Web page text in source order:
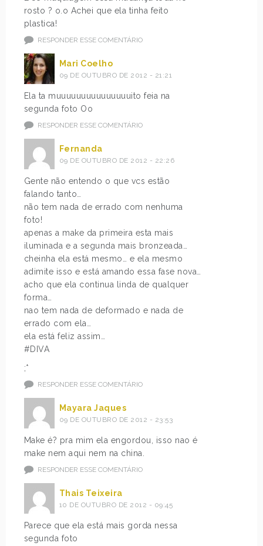
rosto ? o.o Achei que ela tinha feito
plastica!
RESPONDER ESSE COMENTÁRIO
Mari Coelho
09 DE OUTUBRO DE 2012 - 21:21
Ela ta muuuuuuuuuuuuuuuito feia na
segunda foto Oo
RESPONDER ESSE COMENTÁRIO
Fernanda
09 DE OUTUBRO DE 2012 - 22:26
Gente não entendo o que vcs estão
falando tanto…
não tem nada de errado com nenhuma
foto!
apenas a make da primeira esta mais
iluminada e a segunda mais bronzeada…
cheinha ela está mesmo… e ela mesmo
adimite isso e está amando essa fase nova…
acho que ela continua linda de qualquer
forma…
nao tem nada de deformado e nada de
errado com ela…
ela está feliz assim…
#DIVA
;*
RESPONDER ESSE COMENTÁRIO
Mayara Jaques
09 DE OUTUBRO DE 2012 - 23:53
Make é? pra mim ela engordou, isso nao é
make nem aqui nem na china.
RESPONDER ESSE COMENTÁRIO
Thais Teixeira
10 DE OUTUBRO DE 2012 - 09:45
Parece que ela está mais gorda nessa
segunda foto